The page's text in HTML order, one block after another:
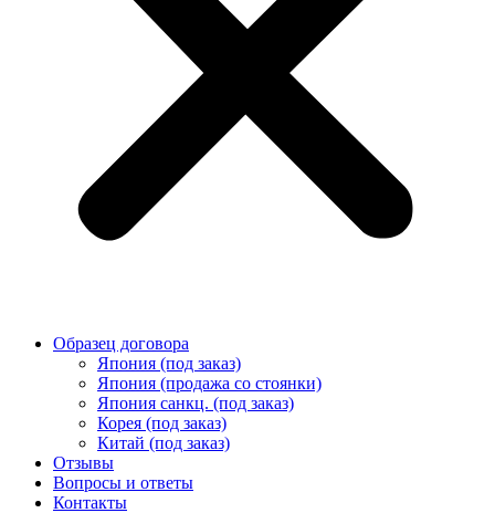
Образец договора
Япония (под заказ)
Япония (продажа со стоянки)
Япония санкц. (под заказ)
Корея (под заказ)
Китай (под заказ)
Отзывы
Вопросы и ответы
Контакты